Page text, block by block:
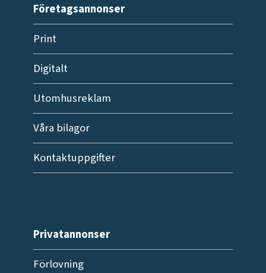
Företagsannonser
Print
Digitalt
Utomhusreklam
Våra bilagor
Kontaktuppgifter
Privatannonser
Förlovning